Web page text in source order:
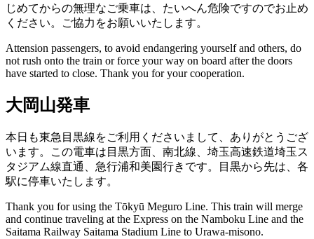
じめてからの無理なご乗車は、たいへん危険ですのでお止め
ください。ご協力をお願いいたします。
Attension passengers, to avoid endangering yourself and others, do
not rush onto the train or force your way on board after the doors
have started to close. Thank you for your cooperation.
大岡山発車
本日も東急目黒線をご利用くださいまして、ありがとうござ
います。この電車は目黒方面、南北線、埼玉高速鉄道埼玉ス
タジアム線直通、急行浦和美園行きです。目黒から先は、各
駅に停車いたします。
Thank you for using the Tōkyū Meguro Line. This train will merge
and continue traveling at the Express on the Namboku Line and the
Saitama Railway Saitama Stadium Line to Urawa-misono.